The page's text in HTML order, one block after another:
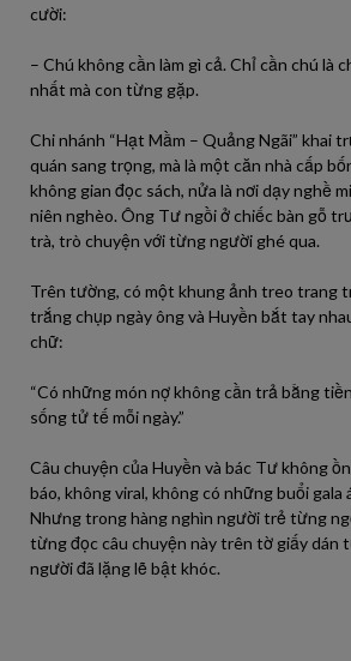
cười:
– Chú không cần làm gì cả. Chỉ cần chú là
nhất mà con từng gặp.
Chi nhánh “Hạt Mầm – Quảng Ngãi” khai
quán sang trọng, mà là một căn nhà cấp
không gian đọc sách, nửa là nơi dạy nghề
niên nghèo. Ông Tư ngồi ở chiếc bàn gỗ
trà, trò chuyện với từng người ghé qua.
Trên tường, có một khung ảnh treo trang
trắng chụp ngày ông và Huyền bắt tay
chữ:
“Có những món nợ không cần trả bằng
sống tử tế mỗi ngày.”
Câu chuyện của Huyền và bác Tư không
báo, không viral, không có những buổi gala
Nhưng trong hàng nghìn người trẻ từng
từng đọc câu chuyện này trên tờ giấy dán
người đã lặng lẽ bật khóc.